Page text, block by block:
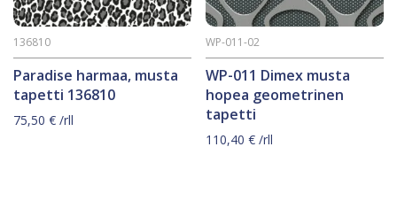
Paradise harmaa, musta
tapetti 136810
136810
75,50 € /rll
WP-011 Dimex musta
hopea geometrinen
tapetti
WP-011-02
110,40€ /rll